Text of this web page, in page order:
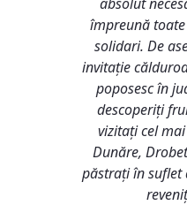
împreună
solidari. De
invitație
poposesc în
descoperiți
vizitați cel
Dunăre,
păstrați în suflet